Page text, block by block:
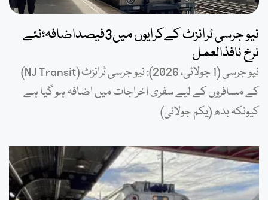
نیو جرسی ٹرانزٹ کےکرایوں میں3فیصداضافہ؛نئے
نرخ نافذالعمل
نیو جرسی (1 جولائی، 2026): نیو جرسی ٹرانزٹ (NJ Transit)
کے مسافروں کے لیے سفری اخراجات میں اضافہ ہو گیا ہے
کیونکہ بدھ (یکم جولائی)